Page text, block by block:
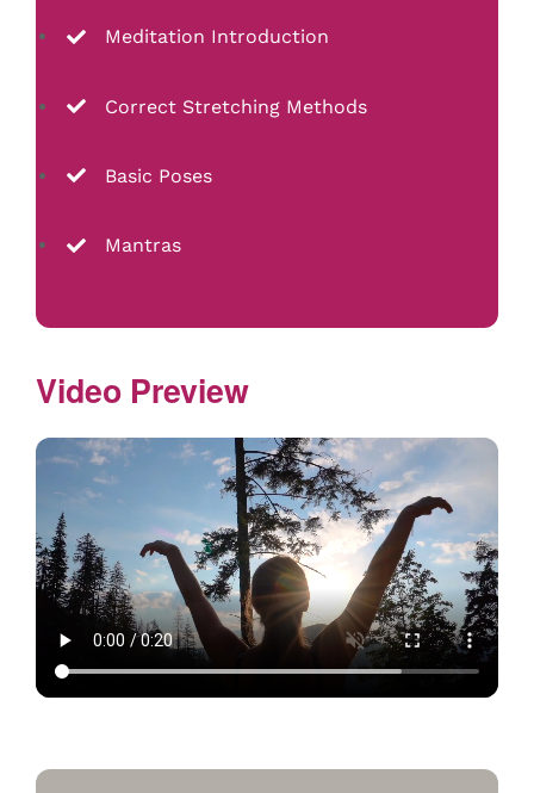
Meditation Introduction
Correct Stretching Methods
Basic Poses
Mantras
Video Preview